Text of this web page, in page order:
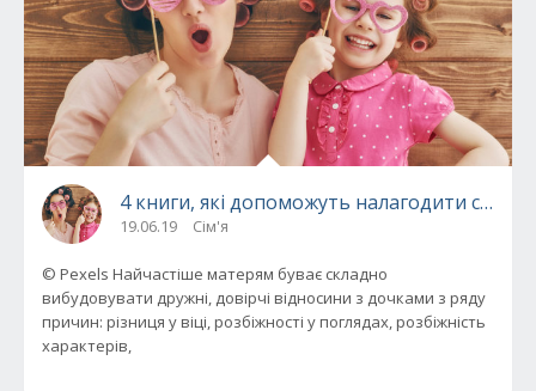
4 книги, які допоможуть налагодити
19.06.19 Сім'я
© Pexels Найчастіше матерям буває складно
вибудовувати дружні, довірчі відносини з дочками з ряду
причин: різниця у віці, розбіжності у поглядах, розбіжність
характерів,